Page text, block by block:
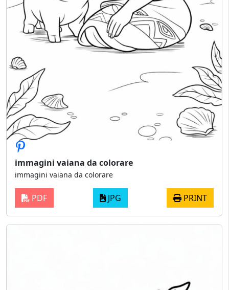
immagini vaiana da colorare
immagini vaiana da colorare
PDF JPG PRINT